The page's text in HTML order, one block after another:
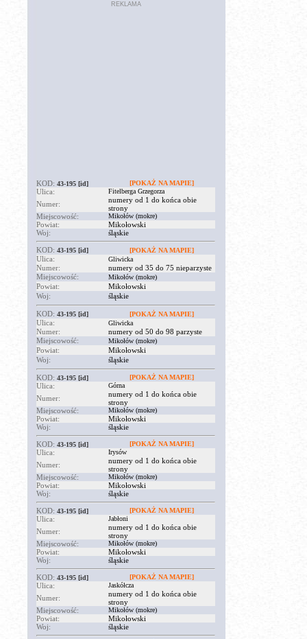
REKLAMA
KOD: 43-195 [id] [POKAŻ NA MAPIE]
Ulica: Fitelberga Grzegorza
Numer:
numery od 1 do końca obie
strony
Miejscowość:
Mikołów (mokre)
Powiat:
Mikołowski
Woj:
śląskie
KOD: 43-195 [id] [POKAŻ NA MAPIE]
Ulica: Gliwicka
Numer:
numery od 35 do 75 nieparzyste
Miejscowość:
Mikołów (mokre)
Powiat:
Mikołowski
Woj:
śląskie
KOD: 43-195 [id] [POKAŻ NA MAPIE]
Ulica: Gliwicka
Numer:
numery od 50 do 98 parzyste
Miejscowość:
Mikołów (mokre)
Powiat:
Mikołowski
Woj:
śląskie
KOD: 43-195 [id] [POKAŻ NA MAPIE]
Ulica: Górna
Numer:
numery od 1 do końca obie
strony
Miejscowość:
Mikołów (mokre)
Powiat:
Mikołowski
Woj:
śląskie
KOD: 43-195 [id] [POKAŻ NA MAPIE]
Ulica: Irysów
Numer:
numery od 1 do końca obie
strony
Miejscowość:
Mikołów (mokre)
Powiat:
Mikołowski
Woj:
śląskie
KOD: 43-195 [id] [POKAŻ NA MAPIE]
Ulica: Jabłoni
Numer:
numery od 1 do końca obie
strony
Miejscowość:
Mikołów (mokre)
Powiat:
Mikołowski
Woj:
śląskie
KOD: 43-195 [id] [POKAŻ NA MAPIE]
Ulica: Jaskółcza
Numer:
numery od 1 do końca obie
strony
Miejscowość:
Mikołów (mokre)
Powiat:
Mikołowski
Woj:
śląskie